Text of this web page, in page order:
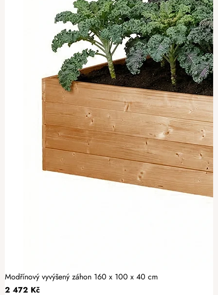
Modřínový vyvýšený záhon 160 x 100 x 40 cm
2 472 Kč